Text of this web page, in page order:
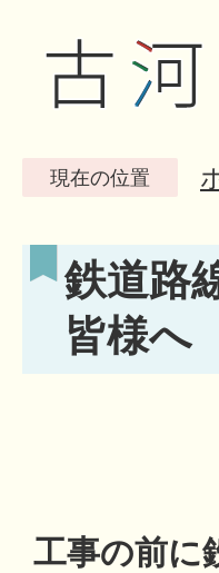
現在の位置
鉄道路
皆様へ
工事の前に